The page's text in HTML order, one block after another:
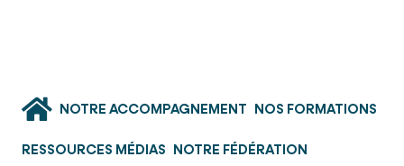
NOTRE ACCOMPAGNEMENT NOS FORMATIONS
RESSOURCES MÉDIAS NOTRE FÉDÉRATION